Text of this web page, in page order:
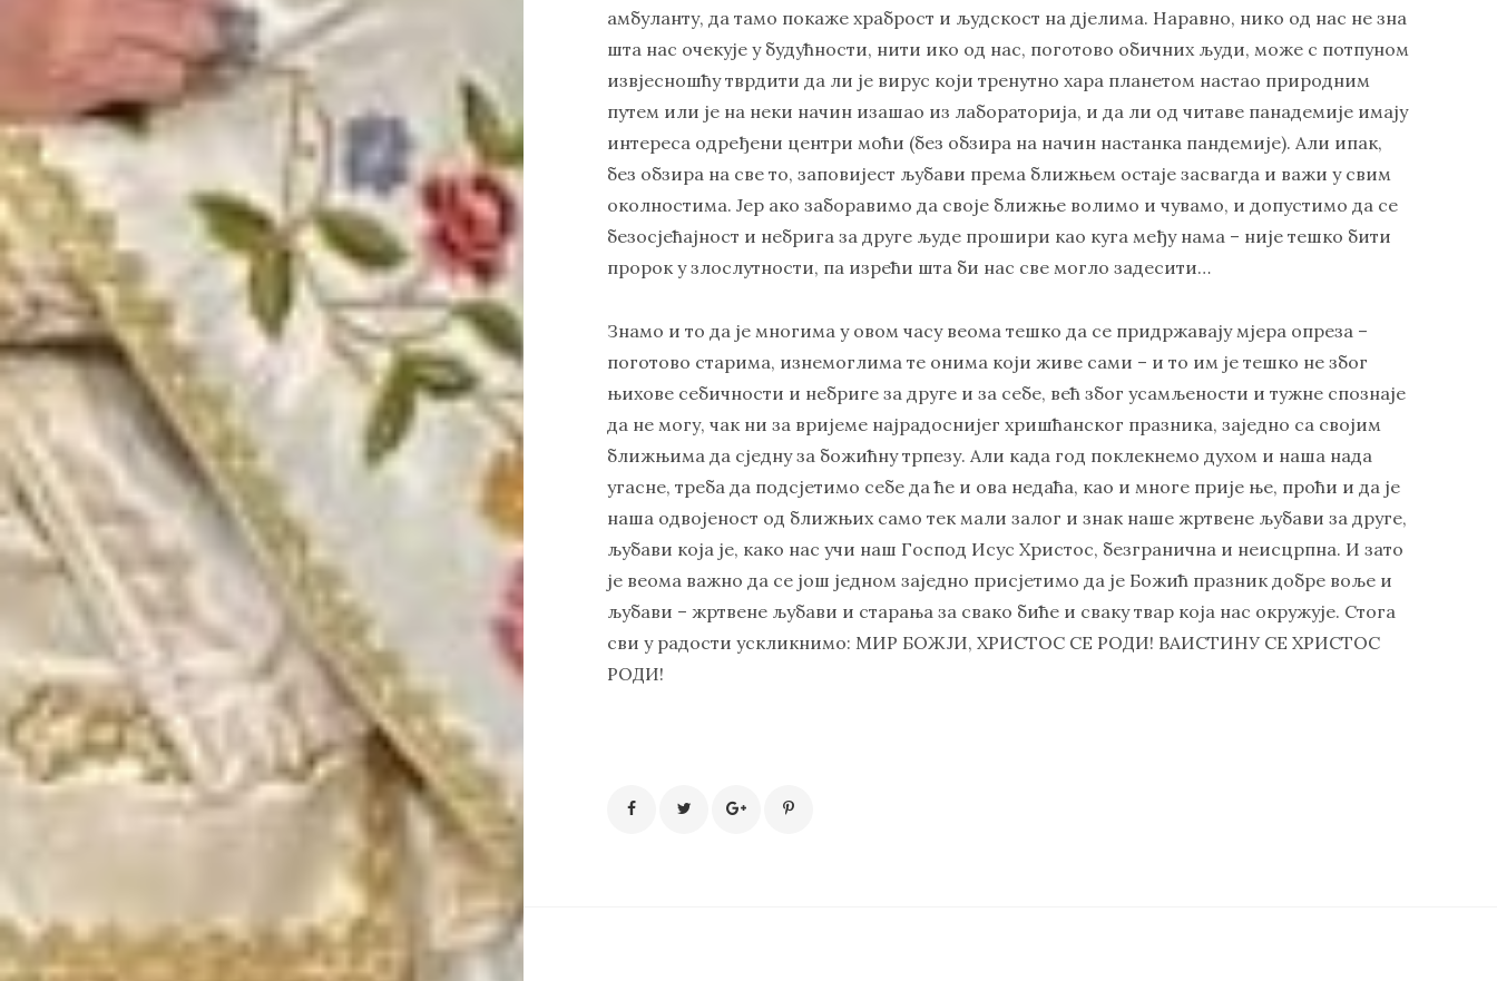
амбуланту, да тамо покаже храброст и људскост на дјелима. Наравно, нико од нас не зна
шта нас очекује у будућности, нити ико од нас, поготово обичних људи, може с потпуном
извјесношћу тврдити да ли је вирус који тренутно хара планетом настао природним
путем или је на неки начин изашао из лабораторија, и да ли од читаве панадемије имају
интереса одређени центри моћи (без обзира на начин настанка пандемије). Али ипак,
без обзира на све то, заповијест љубави према ближњем остаје засвагда и важи у свим
околностима. Јер ако заборавимо да своје ближње волимо и чувамо, и допустимо да се
безосјећајност и небрига за друге људе прошири као куга међу нама – није тешко бити
пророк у злослутности, па изрећи шта би нас све могло задесити…
Знамо и то да је многима у овом часу веома тешко да се придржавају мјера опреза –
поготово старима, изнемоглима те онима који живе сами – и то им је тешко не због
њихове себичности и небриге за друге и за себе, већ због усамљености и тужне спознаје
да не могу, чак ни за вријеме најрадоснијег хришћанског празника, заједно са својим
ближњима да сједну за божићну трпезу. Али када год поклекнемо духом и наша нада
угасне, треба да подсјетимо себе да ће и ова недаћа, као и многе прије ње, проћи и да је
наша одвојеност од ближњих само тек мали залог и знак наше жртвене љубави за друге,
љубави која је, како нас учи наш Господ Исус Христос, безгранична и неисцрпна. И зато
је веома важно да се још једном заједно присјетимо да је Божић празник добре воље и
љубави – жртвене љубави и старања за свако биће и сваку твар која нас окружује. Стога
сви у радости ускликнимо: МИР БОЖЈИ, ХРИСТОС СЕ РОДИ! ВАИСТИНУ СЕ ХРИСТОС
РОДИ!